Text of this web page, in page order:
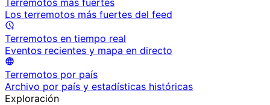
Los terremotos más fuertes del feed
Terremotos en tiempo real
Eventos recientes y mapa en directo
Terremotos por país
Archivo por país y estadísticas históricas
Exploración